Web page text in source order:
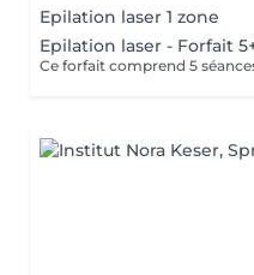
Epilation laser 1 zone
Epilation laser - Forfait